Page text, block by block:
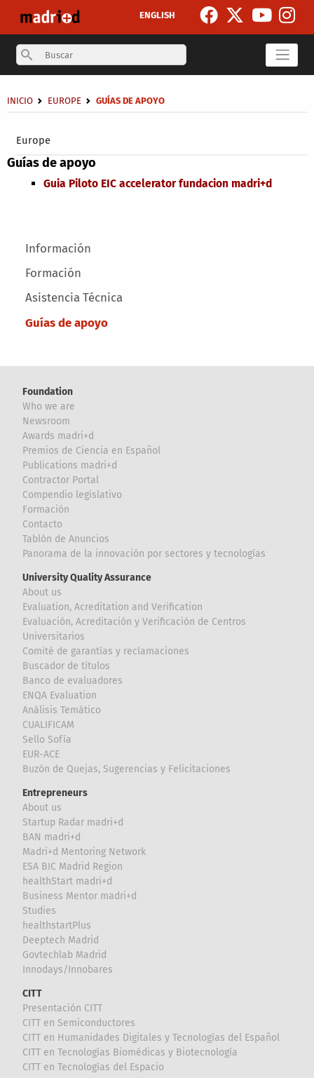
ENGLISH
Search
Europe
Breadcrumb
INICIO EUROPE GUÍAS DE APOYO
Main menu
Información
Formación
Asistencia Técnica
Guías de apoyo
Guías de apoyo
Guia Piloto EIC accelerator fundacion madri+d
Foundation
Who we are
Newsroom
Awards madri+d
Premios de Ciencia en Español
Publications madri+d
Contractor Portal
Compendio legislativo
Formación
Contacto
Tablón de Anuncios
Panorama de la innovación por sectores y tecnologías
University Quality Assurance
About us
Evaluation, Acreditation and Verification
Evaluación, Acreditación y Verificación de Centros
Universitarios
Comité de garantías y reclamaciones
Buscador de títulos
Banco de evaluadores
ENQA Evaluation
Análisis Temático
CUALIFICAM
Sello Sofía
EUR-ACE
Buzón de Quejas, Sugerencias y Felicitaciones
Entrepreneurs
About us
Startup Radar madri+d
BAN madri+d
Madri+d Mentoring Network
ESA BIC Madrid Region
healthStart madri+d
Business Mentor madri+d
Studies
healthstartPlus
Deeptech Madrid
Govtechlab Madrid
Innodays/Innobares
CITT
Presentación CITT
CITT en Semiconductores
CITT en Humanidades Digitales y Tecnologías del Español
CITT en Tecnologías Biomédicas y Biotecnología
CITT en Tecnologías del Espacio